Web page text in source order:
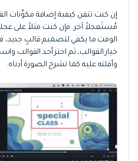
إن كنت تتقن كيفية إضافة مكوِّنات
مُستَعجلاً آخر. فإن كنت مثلاً على
الوقت ما يكفي لتصميم قالبٍ جديد،
خيار القوالب، ثم اختر أحد القوالب
وأفلته عليه كما تشرح الصورة أدناه.